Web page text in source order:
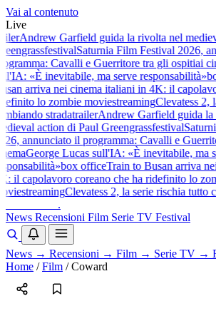
Vai al contenuto
Live
Andrew Garfield guida la rivolta nel
festivalSaturnia Film Festival 2026,
Cavalli e Guerritore tra gli ospitiai
«È inevitabile, ma serve responsabilità»
arriva nei cinema italiani in 4K: il
lo zombie moviestreamingClevatess 2,
stradatrailerAndrew Garfield guida la
action di Paul Greengrassfestival
annunciato il programma: Cavalli e
George Lucas sull'IA: «È inevitabile, ma
box officeTrain to Busan arriva
il capolavoro coreano che ha ridefinito lo
streamingClevatess 2, la serie rischia tutto
.
News Recensioni Film Serie TV Festival
News → Recensioni → Film → Serie TV →
Home / Film / Coward